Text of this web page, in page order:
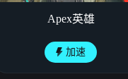
Apex英雄
加速